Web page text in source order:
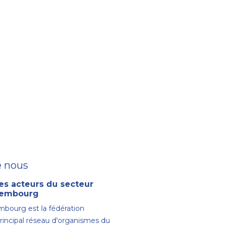
nous
acteurs du secteur
est la fédération
réseau d'organismes du